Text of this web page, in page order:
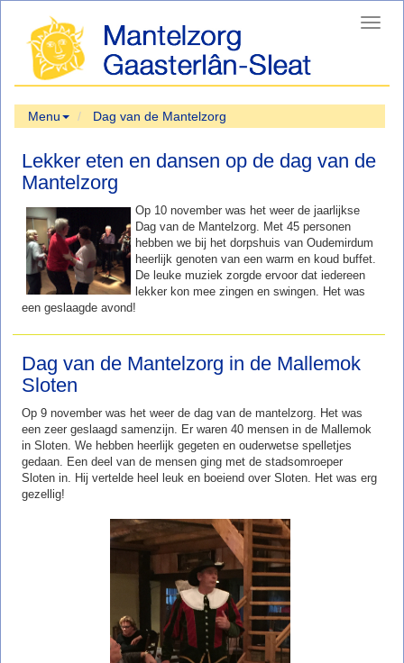
Menu Dag van de Mantelzorg
Lekker eten en dansen op de dag van de
Mantelzorg
Op 10 november was het weer de jaarlijkse
Dag van de Mantelzorg. Met 45 personen
hebben we bij het dorpshuis van Oudemirdum
heerlijk genoten van een warm en koud buffet.
De leuke muziek zorgde ervoor dat iedereen
lekker kon mee zingen en swingen. Het was
een geslaagde avond!
Dag van de Mantelzorg in de Mallemok
Sloten
Op 9 november was het weer de dag van de mantelzorg. Het was
een zeer geslaagd samenzijn. Er waren 40 mensen in de Mallemok
in Sloten. We hebben heerlijk gegeten en ouderwetse spelletjes
gedaan. Een deel van de mensen ging met de stadsomroeper
Sloten in. Hij vertelde heel leuk en boeiend over Sloten. Het was erg
gezellig!